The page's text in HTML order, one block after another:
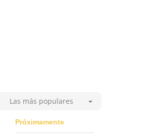
Las más populares
Próximamente